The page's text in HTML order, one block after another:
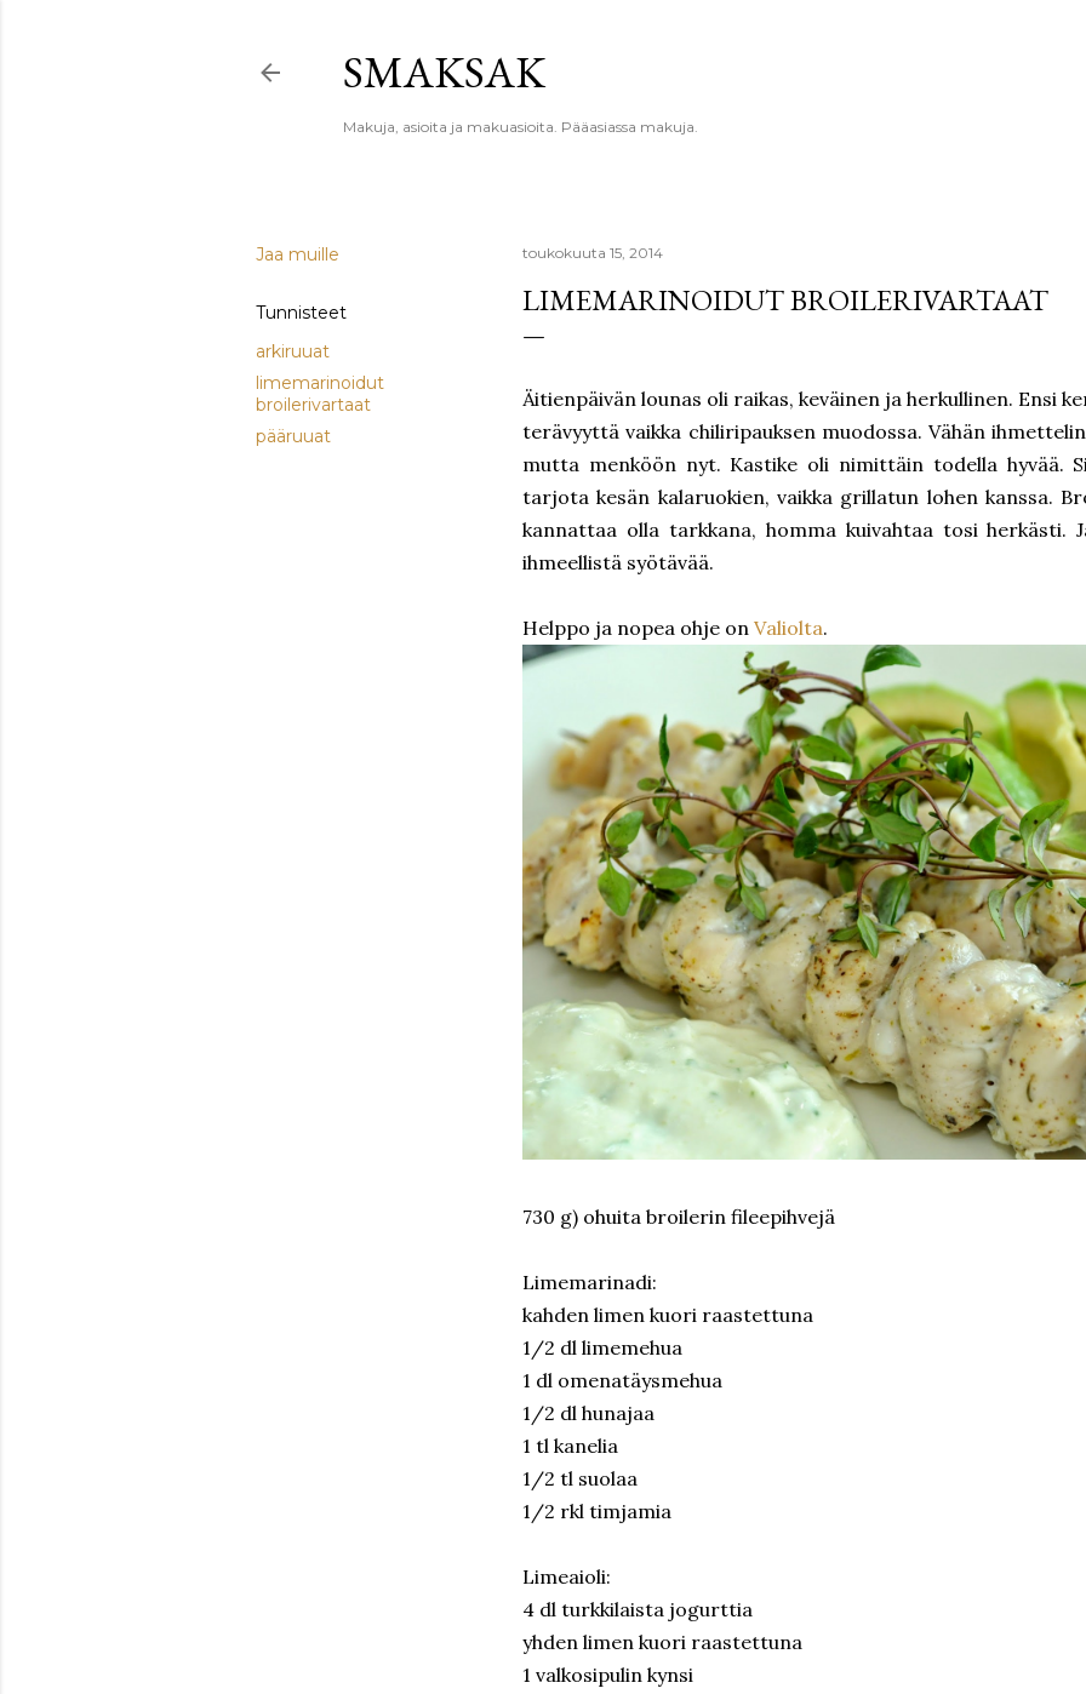
SMAKSAK
Makuja, asioita ja makuasioita. Pääasiassa makuja.
Jaa muille
Tunnisteet
arkiruuat
limemarinoidut
broilerivartaat
pääruuat
toukokuuta 15, 2014
LIMEMARINOIDUT BROILERIVARTAAT
Äitienpäivän lounas oli raikas, keväinen ja herkullinen. Ensi
terävyyttä vaikka chiliripauksen muodossa. Vähän
mutta menköön nyt. Kastike oli nimittäin todella hyvää.
tarjota kesän kalaruokien, vaikka grillatun lohen kanssa.
kannattaa olla tarkkana, homma kuivahtaa tosi herkästi.
ihmeellistä syötävää.
Helppo ja nopea ohje on Valiolta.
730 g) ohuita broilerin fileepihvejä
Limemarinadi:
kahden limen kuori raastettuna
1/2 dl limemehua
1 dl omenatäysmehua
1/2 dl hunajaa
1 tl kanelia
1/2 tl suolaa
1/2 rkl timjamia
Limeaioli:
4 dl turkkilaista jogurttia
yhden limen kuori raastettuna
1 valkosipulin kynsi